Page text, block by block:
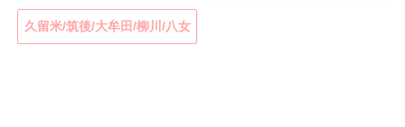
久留米/筑後/大牟田/柳川/八女